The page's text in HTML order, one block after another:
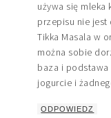
używa się
przepisu nie
Tikka Masala w
można sobie
baza i
jogurcie i
ODPOWIEDZ